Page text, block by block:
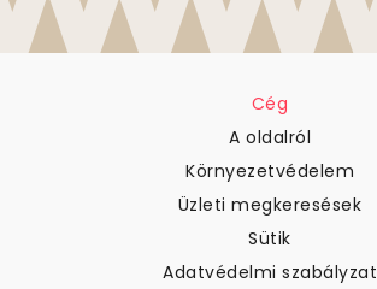
Cég
A oldalról
Környezetvédelem
Üzleti megkeresések
Sütik
Adatvédelmi szabályzat